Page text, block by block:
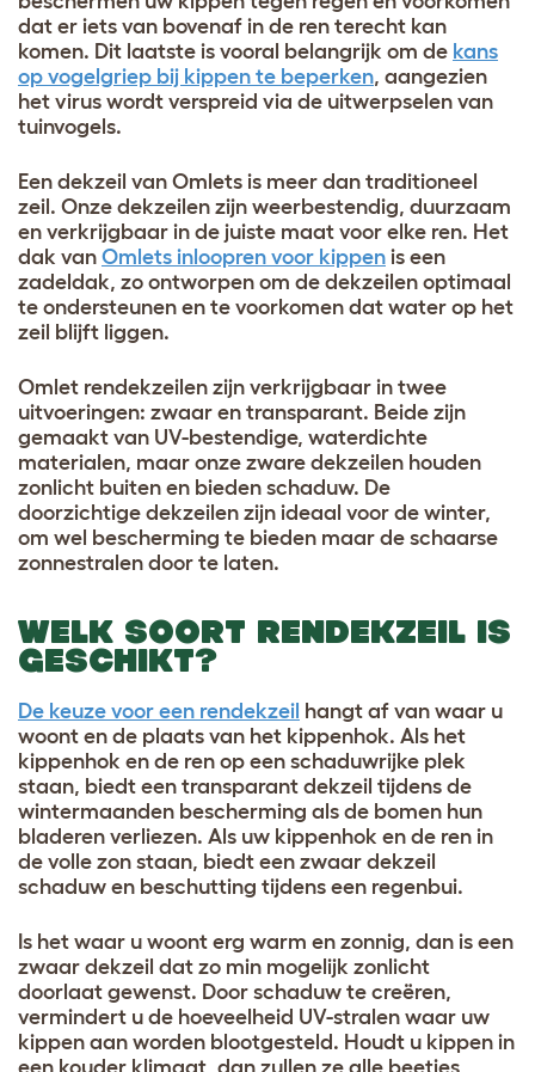
dat er iets van bovenaf in de ren terecht kan
komen. Dit laatste is vooral belangrijk om de kans
op vogelgriep bij kippen te beperken, aangezien
het virus wordt verspreid via de uitwerpselen van
tuinvogels.
Een dekzeil van Omlets is meer dan traditioneel
zeil. Onze dekzeilen zijn weerbestendig, duurzaam
en verkrijgbaar in de juiste maat voor elke ren. Het
dak van Omlets inloopren voor kippen is een
zadeldak, zo ontworpen om de dekzeilen optimaal
te ondersteunen en te voorkomen dat water op het
zeil blijft liggen.
Omlet rendekzeilen zijn verkrijgbaar in twee
uitvoeringen: zwaar en transparant. Beide zijn
gemaakt van UV-bestendige, waterdichte
materialen, maar onze zware dekzeilen houden
zonlicht buiten en bieden schaduw. De
doorzichtige dekzeilen zijn ideaal voor de winter,
om wel bescherming te bieden maar de schaarse
zonnestralen door te laten.
WELK SOORT RENDEKZEIL IS
GESCHIKT?
De keuze voor een rendekzeil hangt af van waar u
woont en de plaats van het kippenhok. Als het
kippenhok en de ren op een schaduwrijke plek
staan, biedt een transparant dekzeil tijdens de
wintermaanden bescherming als de bomen hun
bladeren verliezen. Als uw kippenhok en de ren in
de volle zon staan, biedt een zwaar dekzeil
schaduw en beschutting tijdens een regenbui.
Is het waar u woont erg warm en zonnig, dan is een
zwaar dekzeil dat zo min mogelijk zonlicht
doorlaat gewenst. Door schaduw te creëren,
vermindert u de hoeveelheid UV-stralen waar uw
kippen aan worden blootgesteld. Houdt u kippen in
een kouder klimaat, dan zullen ze alle beetjes